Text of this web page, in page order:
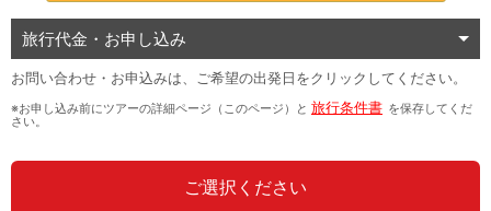
旅行代金・お申し込み
お問い合わせ・お申込みは、ご希望の出発日をクリックしてください。
※お申し込み前にツアーの詳細ページ（このページ）と 旅行条件書 を保存してくだ
さい。
ご選択ください